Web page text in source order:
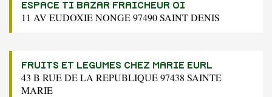
ESPACE TI BAZAR FRAICHEUR OI
11 AV EUDOXIE NONGE 97490 SAINT DENIS
FRUITS ET LEGUMES CHEZ MARIE EURL
43 B RUE DE LA REPUBLIQUE 97438 SAINTE
MARIE